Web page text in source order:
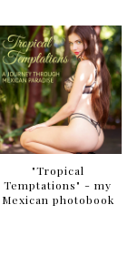
"Tropical
Temptations" - my
Mexican photobook